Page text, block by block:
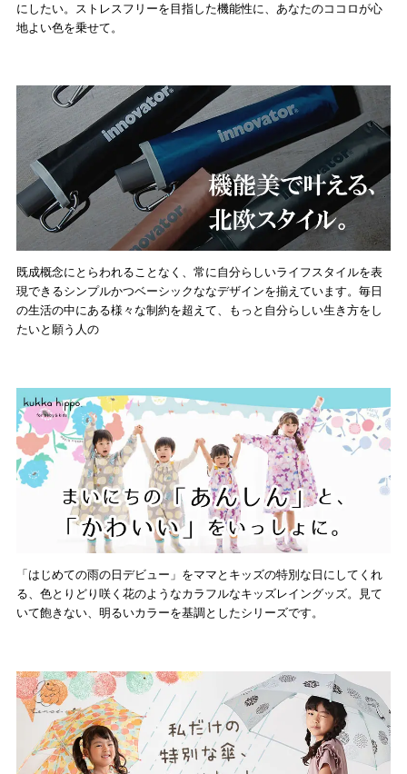
にしたい。ストレスフリーを目指した機能性に、あなたのココロが心
地よい色を乗せて。
既成概念にとらわれることなく、常に自分らしいライフスタイルを表
現できるシンプルかつベーシックななデザインを揃えています。毎日
の生活の中にある様々な制約を超えて、もっと自分らしい生き方をし
たいと願う人の
「はじめての雨の日デビュー」をママとキッズの特別な日にしてくれ
る、色とりどり咲く花のようなカラフルなキッズレイングッズ。見て
いて飽きない、明るいカラーを基調としたシリーズです。